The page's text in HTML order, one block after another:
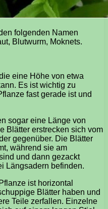
folgenden Namen
Blutwurm, Moknets.
eine Höhe von etwa
Es ist wichtig zu
fast gerade ist und
sogar eine Länge von
Blätter erstrecken sich vom
gegenüber. Die Blätter
während sie am
und dann gezackt
Längsadern befinden.
ist horizontal
Blätter haben und
Teile zerfallen. Einzelne